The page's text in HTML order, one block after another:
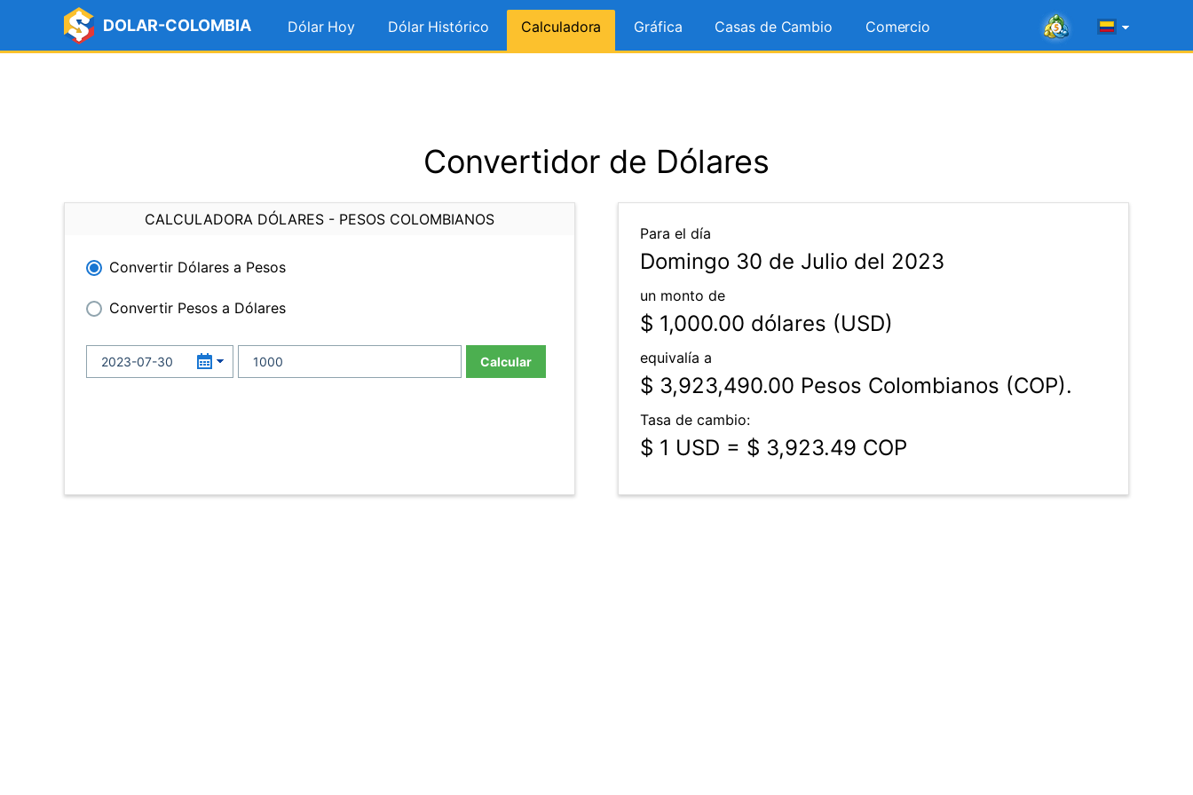
DOLAR-COLOMBIA Dólar Hoy Dólar Histórico Calculadora Gráfica Casas de Cambio Comercio
Convertidor de Dólares
CALCULADORA DÓLARES - PESOS COLOMBIANOS
Convertir Dólares a Pesos
Convertir Pesos a Dólares
Calcular
Para el día
Domingo 30 de Julio del 2023
un monto de
$ 1,000.00 dólares (USD)
equivalía a
$ 3,923,490.00 Pesos Colombianos (COP).
Tasa de cambio:
$ 1 USD = $ 3,923.49 COP